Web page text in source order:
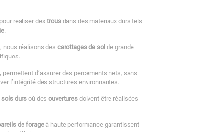
réaliser des trous dans des matériaux durs tels
.
, nous réalisons des carottages de sol de grande
permettent d’assurer des percements nets, sans
l’intégrité des structures environnantes.
sols durs où des ouvertures doivent être réalisées
de forage à haute performance garantissent